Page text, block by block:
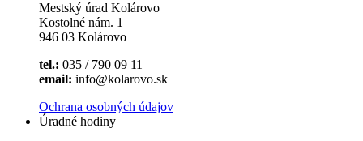
Mestský úrad Kolárovo
Kostolné nám. 1
946 03 Kolárovo
tel.: 035 / 790 09 11
email: info@kolarovo.sk
Ochrana osobných údajov
Úradné hodiny